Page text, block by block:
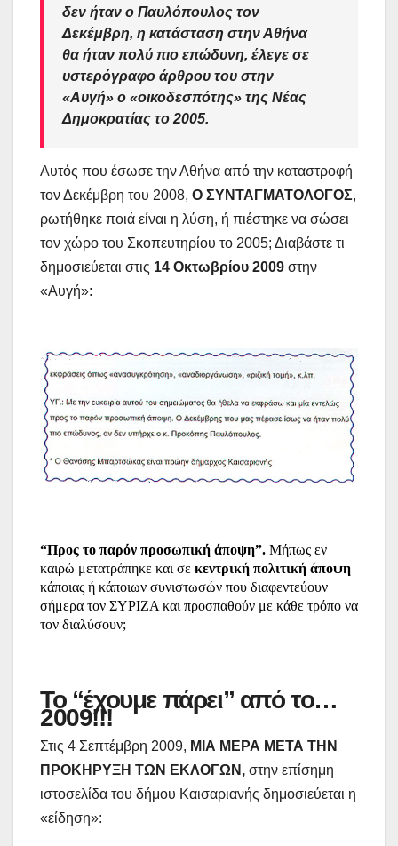
δεν ήταν ο Παυλόπουλος τον
Δεκέμβρη, η κατάσταση στην Αθήνα
θα ήταν πολύ πιο επώδυνη, έλεγε σε
υστερόγραφο άρθρου του στην
«Αυγή» ο «οικοδεσπότης» της Νέας
Δημοκρατίας το 2005.
Αυτός που έσωσε την Αθήνα από την καταστροφή
τον Δεκέμβρη του 2008, Ο ΣΥΝΤΑΓΜΑΤΟΛΟΓΟΣ,
ρωτήθηκε ποιά είναι η λύση, ή πιέστηκε να σώσει
τον χώρο του Σκοπευτηρίου το 2005; Διαβάστε τι
δημοσιεύεται στις 14 Οκτωβρίου 2009 στην
«Αυγή»:
“Προς το παρόν προσωπική άποψη”. Μήπως εν
καιρώ μετατράπηκε και σε κεντρική πολιτική άποψη
κάποιας ή κάποιων συνιστωσών που διαφεντεύουν
σήμερα τον ΣΥΡΙΖΑ και προσπαθούν με κάθε τρόπο να
τον διαλύσουν;
Το “έχουμε πάρει” από το…
2009!!!
Στις 4 Σεπτέμβρη 2009, ΜΙΑ ΜΕΡΑ ΜΕΤΑ ΤΗΝ
ΠΡΟΚΗΡΥΞΗ ΤΩΝ ΕΚΛΟΓΩΝ, στην επίσημη
ιστοσελίδα του δήμου Καισαριανής δημοσιεύεται η
«είδηση»: